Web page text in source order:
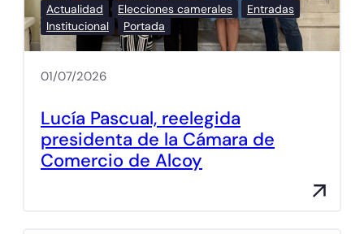
Actualidad Elecciones camerales
Entradas
Institucional
Portada
01/07/2026
Lucía Pascual, reelegida
presidenta de la Cámara de
Comercio de Alcoy